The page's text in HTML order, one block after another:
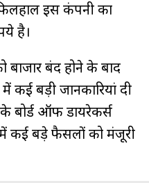
इस कंपनी का
है।
बाजार बंद होने के बाद
बड़ी जानकारियां दी
बोर्ड ऑफ डायरेकर्स
कई बड़े फैसलों को मंजूरी